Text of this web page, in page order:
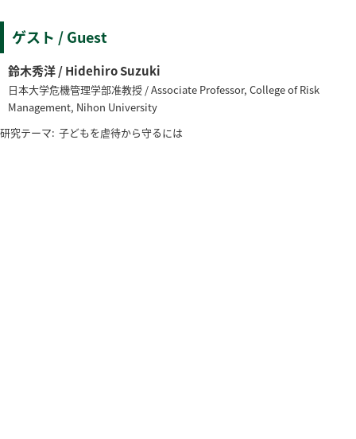
ゲスト / Guest
鈴木秀洋 / Hidehiro Suzuki
日本大学危機管理学部准教授 / Associate Professor, College of Risk
Management, Nihon University
研究テーマ: 子どもを虐待から守るには